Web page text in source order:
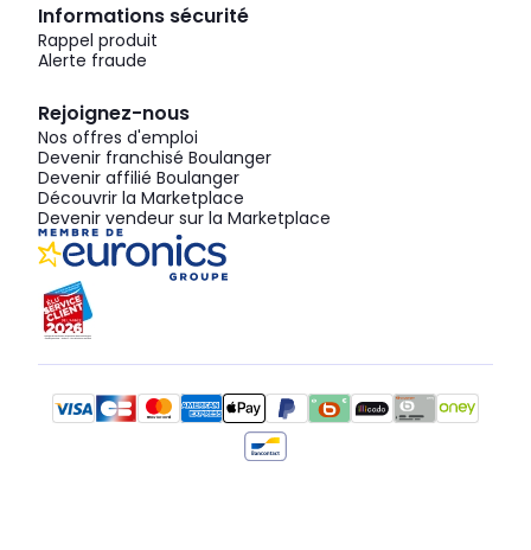
Informations sécurité
Rappel produit
Alerte fraude
Rejoignez-nous
Nos offres d'emploi
Devenir franchisé Boulanger
Devenir affilié Boulanger
Découvrir la Marketplace
Devenir vendeur sur la Marketplace